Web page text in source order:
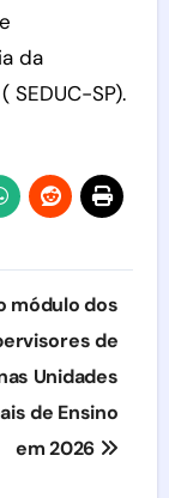
da
SP).
módulo dos
de
Unidades
de Ensino
em 2026